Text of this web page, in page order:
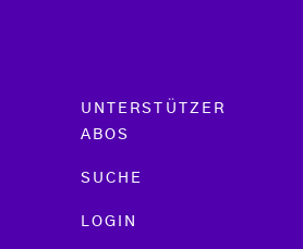
UNTERSTÜTZER
ABOS
SUCHE
LOGIN